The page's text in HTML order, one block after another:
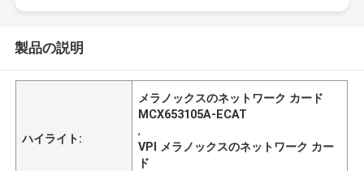
製品の説明
ハイライト:
メラノックスのネットワーク カード
MCX653105A-ECAT
,
VPI メラノックスのネットワーク カー
ド